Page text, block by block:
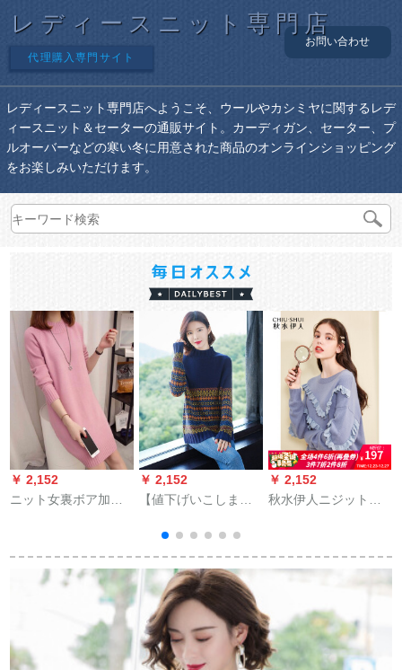
レディースニット専門店
代理購入専門サイト
お問い合わせ
レディースニット専門店へようこそ、ウールやカシミヤに関するレデ
ィースニット＆セーターの通販サイト。カーディガン、セーター、プ
ルオーバーなどの寒い冬に用意された商品のオンラインショッピング
をお楽しみいただけます。
￥ 2,152
ニット女裏ボア加厚
袖カーディガン大き
させーすすーすーす
ーすー服の外にイニ
ングナコート女性画
像Lを着用していま
す。
￥ 2,152
【値下げいこしまし
ハ-フタ-ネルの外着レ
ディス服2019新着品
秋冬装洋气加厚フ-ジ
ョン潮上青XL【おめ
110斤-120斤】
￥ 2,152
秋水伊人ニジット冬
づり木耳元淑女风ゆ